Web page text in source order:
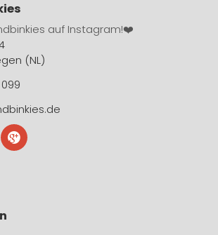
auf Instagram!❤️
(NL)